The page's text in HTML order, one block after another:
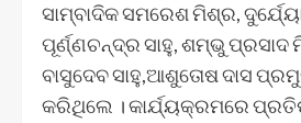
ସାମ୍ବାଦିକ ସମରେଶ ମିଶ୍ର,
ପୂର୍ଣ୍ଣଚନ୍ଦ୍ର ସାହୁ, ଶମ୍ଭୁ ପ୍ରସାଦ
ବାସୁଦେବ ସାହୁ,ଆଶୁତୋଷ ଦାସ
କରିଥିଲେ । କାର୍ଯ୍ୟକ୍ରମରେ